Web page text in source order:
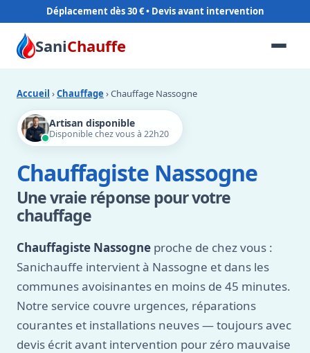
Déplacement dès 30 €
SaniChauffe
Accueil ›Chauffage › Chauffage Nassogne
Artisan disponible
Disponible chez vous à 22h20
Chauffagiste Nassogne
Une vraie réponse pour votre
chauffage
Chauffagiste Nassogne proche de chez vous :
Sanichauffe intervient à Nassogne et dans les
communes avoisinantes en moins de 45 minutes.
Notre service couvre urgences, réparations
courantes et installations neuves — toujours avec
devis écrit avant intervention pour zéro mauvaise